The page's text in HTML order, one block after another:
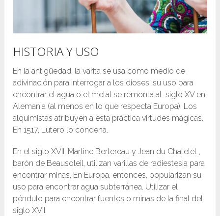
HISTORIA Y USO
En la antigüedad, la varita se usa como medio de
adivinación para interrogar a los dioses; su uso para
encontrar el agua o el metal se remonta al siglo XV en
Alemania (al menos en lo que respecta Europa). Los
alquimistas atribuyen a esta práctica virtudes mágicas.
En 1517, Lutero lo condena.
En el siglo XVII, Martine Bertereau y Jean du Chatelet ,
barón de Beausoleil, utilizan varillas de radiestesia para
encontrar minas, En Europa, entonces, popularizan su
uso para encontrar agua subterránea. Utilizar el
péndulo para encontrar fuentes o minas de la final del
siglo XVII.